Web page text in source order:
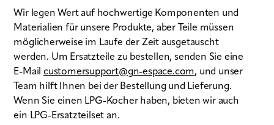
Wir legen Wert auf hochwertige Komponenten und
Materialien für unsere Produkte, aber Teile müssen
möglicherweise im Laufe der Zeit ausgetauscht
werden. Um Ersatzteile zu bestellen, senden Sie eine
E-Mail customersupport@gn-espace.com, und unser
Team hilft Ihnen bei der Bestellung und Lieferung.
Wenn Sie einen LPG-Kocher haben, bieten wir auch
ein LPG-Ersatzteilset an.